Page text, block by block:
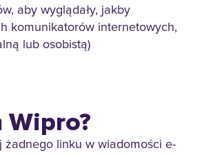
aby wyglądały, jakby
komunikatorów internetowych,
lub osobistą)
Wipro?
żadnego linku w wiadomości e-